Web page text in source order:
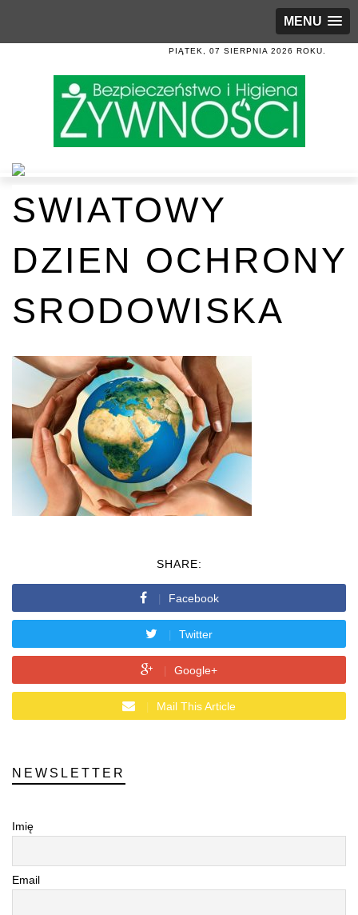
MENU
PIĄTEK, 07 SIERPNIA 2026 ROKU.
SWIATOWY
DZIEN OCHRONY
SRODOWISKA
SHARE:
Facebook
Twitter
Google+
Mail This Article
NEWSLETTER
Imię
Email